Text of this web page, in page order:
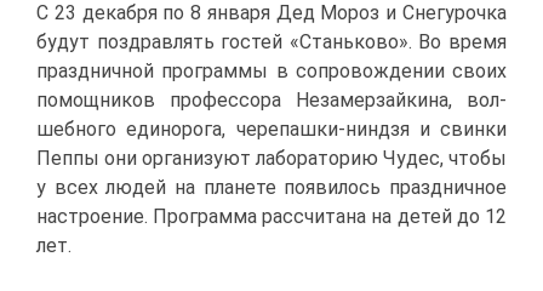
С 23 де­каб­ря по 8 ян­ва­ря Дед Мо­роз и Сне­гу­роч­ка
бу­дут по­здрав­лять го­стей «Стань­ко­во». Во вре­мя
празд­нич­ной про­грам­мы в со­про­вож­де­нии сво­их
по­мощ­ни­ков про­фес­со­ра Неза­мер­зай­ки­на, вол­
шеб­но­го еди­но­ро­га, че­ре­паш­ки-нин­дзя и свин­ки
Пеп­пы они ор­га­ни­зу­ют ла­бо­ра­то­рию Чу­дес, что­бы
у всех лю­дей на пла­не­те по­яви­лось празд­нич­ное
на­стро­е­ние. Про­грам­ма рас­счи­та­на на де­тей до 12
лет.